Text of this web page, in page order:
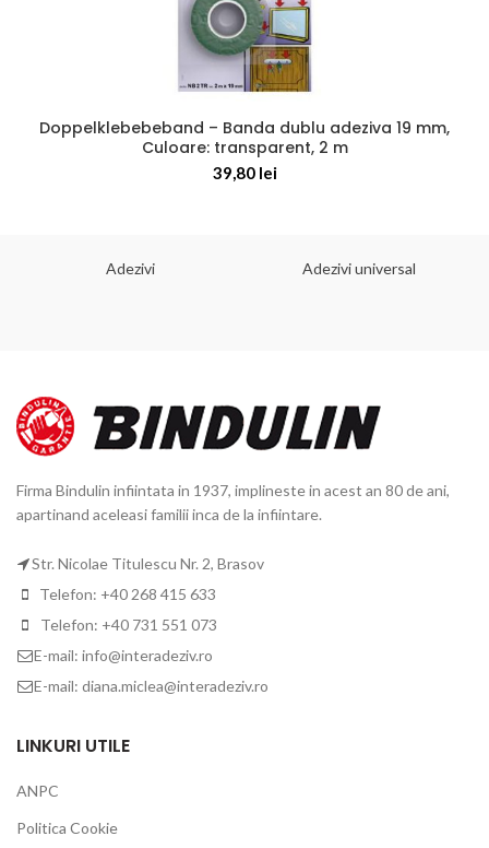
Doppelklebebeband – Banda dublu adeziva 19 mm,
Culoare: transparent, 2 m
39,80 lei
Adezivi Adezivi universal
Firma Bindulin infiintata in 1937, implineste in acest an 80 de ani,
apartinand aceleasi familii inca de la infiintare.
Str. Nicolae Titulescu Nr. 2, Brasov
Telefon: +40 268 415 633
Telefon: +40 731 551 073
E-mail: info@interadeziv.ro
E-mail: diana.miclea@interadeziv.ro
LINKURI UTILE
ANPC
Politica Cookie